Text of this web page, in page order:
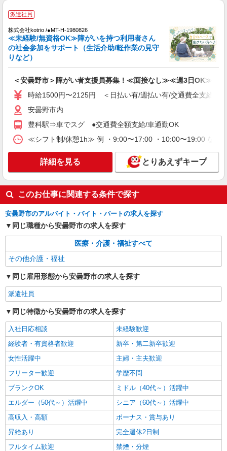
派遣社員
株式会社kotrio /●MT-H-1980826
≪未経験/無資格OK≫障がいを持つ利用者さん
の社会参加をサポート（生活介助/軽作業の見守
りなど）
＜安曇野市＞障がい者支援員募集！≪面接なし≫≪週3日OK≫
時給1500円〜2125円 ＜日払い有/週払い有/交通費全支給(ガ
安曇野市内
豊科駅⇒車でスグ ●交通費全額支給/車通勤OK
≪シフト制/休憩1h≫ 例 ・9:00〜17:00 ・10:00〜19:00 など
詳細を見る とりあえずキープ
このお仕事に関連する条件で探す
安曇野市のアルバイト・バイト・パートの求人を探す
同じ職種から安曇野市の求人を探す
医療・介護・福祉すべて
その他介護・福祉
同じ雇用形態から安曇野市の求人を探す
派遣社員
同じ特徴から安曇野市の求人を探す
入社日応相談
未経験歓迎
経験者・有資格者歓迎
新卒・第二新卒歓迎
女性活躍中
主婦・主夫歓迎
フリーター歓迎
学歴不問
ブランクOK
ミドル（40代～）活躍中
エルダー（50代～）活躍中
シニア（60代～）活躍中
高収入・高額
ボーナス・賞与あり
昇給あり
完全週休2日制
フルタイム歓迎
禁煙・分煙